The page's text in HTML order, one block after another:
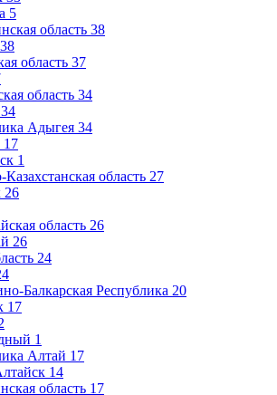
5
область 38
38
область 37
область 34
34
Адыгея 34
17
1
Казахстанская область 27
26
область 26
26
24
Балкарская Республика 20
17
1
Алтай 17
14
область 17